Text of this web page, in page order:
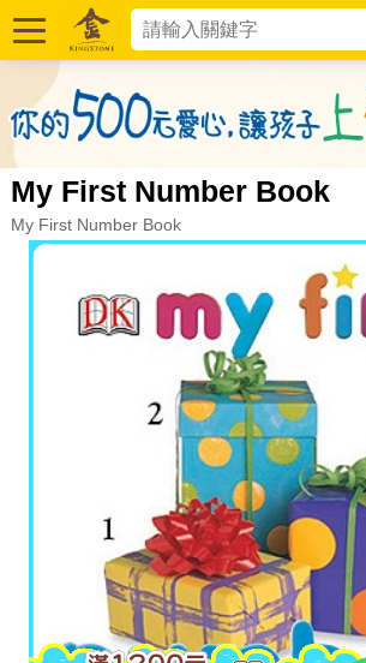
My First Number Book
My First Number Book